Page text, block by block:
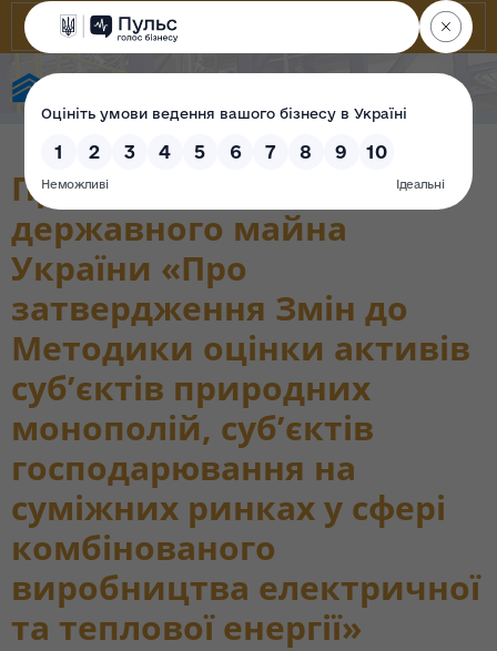
Проект наказу Фонду
державного майна
України «Про
затвердження Змін до
Методики оцінки активів
суб’єктів природних
монополій, суб’єктів
господарювання на
суміжних ринках у сфері
комбінованого
виробництва електричної
та теплової енергії»